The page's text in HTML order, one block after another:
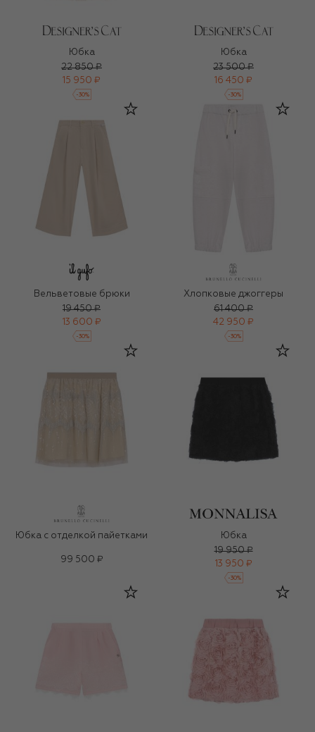
Юбка
22 850 ₽
15 950 ₽
-30%
Юбка
23 500 ₽
16 450 ₽
-30%
Вельветовые брюки
19 450 ₽
13 600 ₽
-30%
Хлопковые джоггеры
61 400 ₽
42 950 ₽
-30%
Юбка с отделкой пайетками
99 500 ₽
Юбка
19 950 ₽
13 950 ₽
-30%